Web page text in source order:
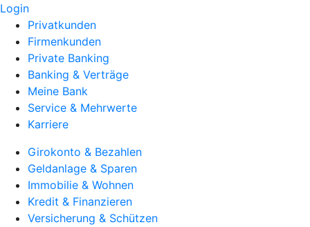
Login
Privatkunden
Firmenkunden
Private Banking
Banking & Verträge
Meine Bank
Service & Mehrwerte
Karriere
Girokonto & Bezahlen
Geldanlage & Sparen
Immobilie & Wohnen
Kredit & Finanzieren
Versicherung & Schützen